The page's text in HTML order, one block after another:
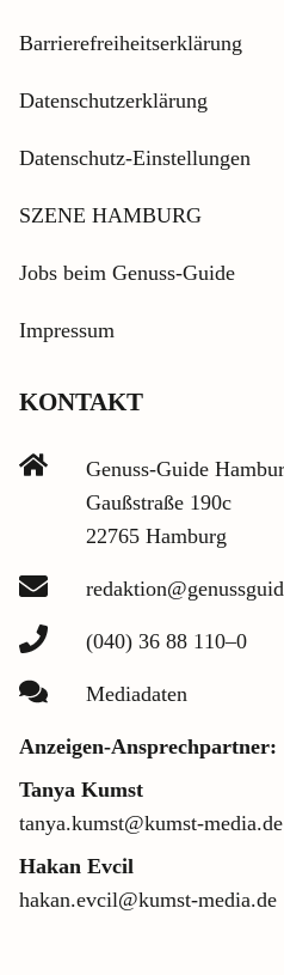
Barrierefreiheitserklärung
Datenschutzerklärung
Datenschutz-Einstellungen
SZENE HAMBURG
Jobs beim Genuss-Guide
Impressum
KONTAKT
Genuss-Guide
Gaußstraße 190c
22765 Hamburg
(040) 36 88 110–0
Mediadaten
Anzeigen-Ansprechpartner:
Tanya Kumst
tanya.kumst@kumst-media.de
Hakan Evcil
hakan.evcil@kumst-media.de